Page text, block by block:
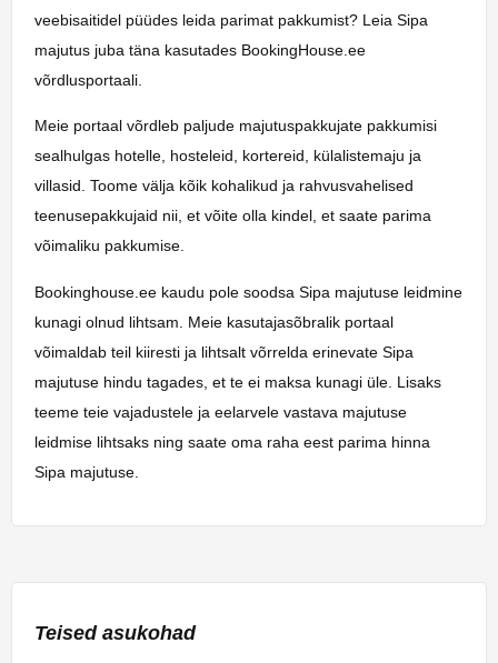
veebisaitidel püüdes leida parimat pakkumist? Leia Sipa
majutus juba täna kasutades BookingHouse.ee
võrdlusportaali.
Meie portaal võrdleb paljude majutuspakkujate pakkumisi
sealhulgas hotelle, hosteleid, kortereid, külalistemaju ja
villasid. Toome välja kõik kohalikud ja rahvusvahelised
teenusepakkujaid nii, et võite olla kindel, et saate parima
võimaliku pakkumise.
Bookinghouse.ee kaudu pole soodsa Sipa majutuse leidmine
kunagi olnud lihtsam. Meie kasutajasõbralik portaal
võimaldab teil kiiresti ja lihtsalt võrrelda erinevate Sipa
majutuse hindu tagades, et te ei maksa kunagi üle. Lisaks
teeme teie vajadustele ja eelarvele vastava majutuse
leidmise lihtsaks ning saate oma raha eest parima hinna
Sipa majutuse.
Teised asukohad